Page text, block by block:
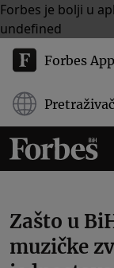
Forbes je bolji u
undefined
Forbes App
Pretraživač
Zašto u
muzičke